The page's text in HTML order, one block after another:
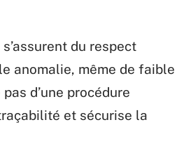
du respect
anomalie, même de faible
d’une procédure
et sécurise la